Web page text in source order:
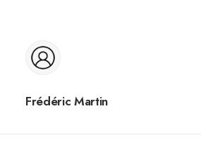
Frédéric Martin